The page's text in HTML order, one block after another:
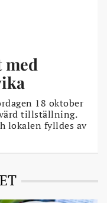
med
18 oktober
tillställning.
lokalen fylldes av